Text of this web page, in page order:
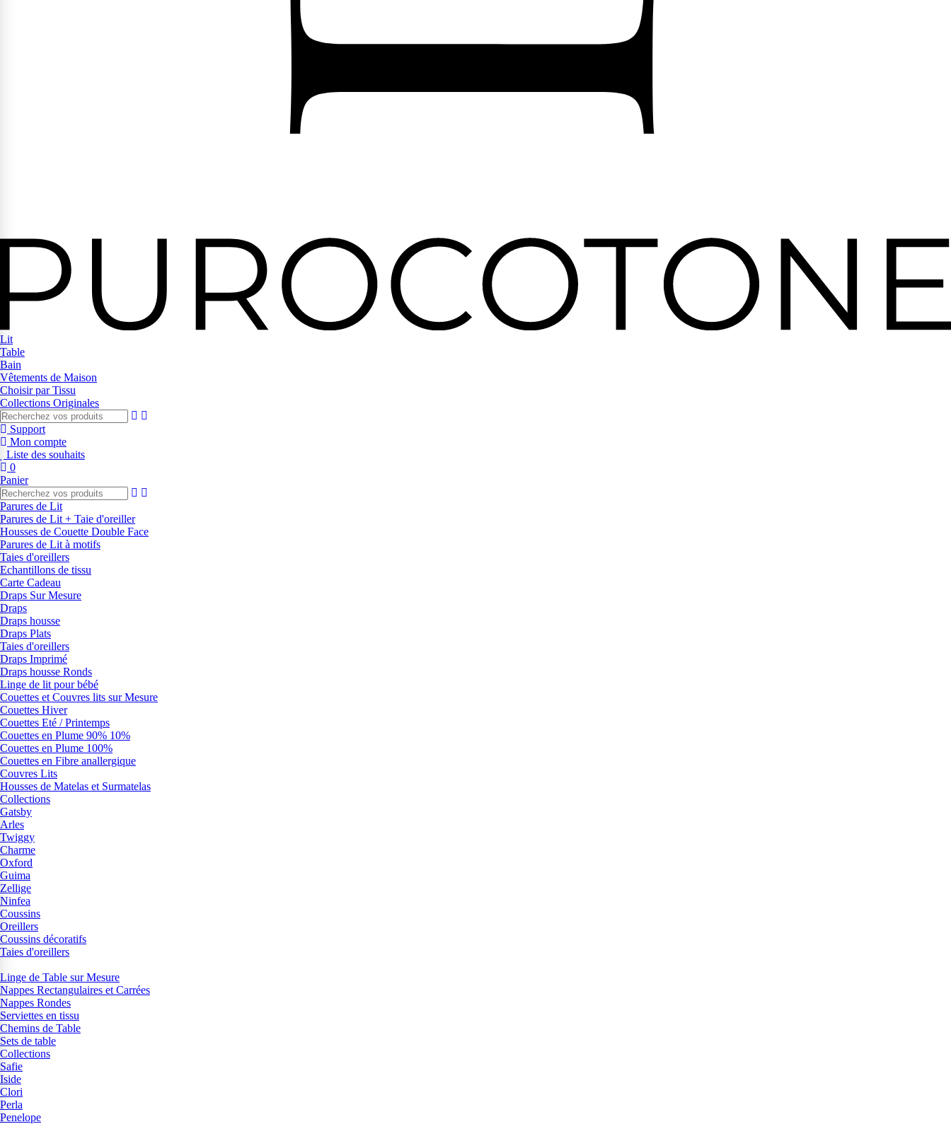
Lit
Table
Bain
Vêtements de Maison
Choisir par Tissu
Collections Originales
Support
Mon compte
Liste des souhaits
0
Panier
Parures de Lit
Parures de Lit + Taie d'oreiller
Housses de Couette Double Face
Parures de Lit à motifs
Taies d'oreillers
Echantillons de tissu
Carte Cadeau
Draps Sur Mesure
Draps
Draps housse
Draps Plats
Taies d'oreillers
Draps Imprimé
Draps housse Ronds
Linge de lit pour bébé
Couettes et Couvres lits sur Mesure
Couettes Hiver
Couettes Eté / Printemps
Couettes en Plume 90% 10%
Couettes en Plume 100%
Couettes en Fibre anallergique
Couvres Lits
Housses de Matelas et Surmatelas
Collections
Gatsby
Arles
Twiggy
Charme
Oxford
Guima
Zellige
Ninfea
Coussins
Oreillers
Coussins décoratifs
Taies d'oreillers
Linge de Table sur Mesure
Nappes Rectangulaires et Carrées
Nappes Rondes
Serviettes en tissu
Chemins de Table
Sets de table
Collections
Safie
Iside
Clori
Perla
Penelope